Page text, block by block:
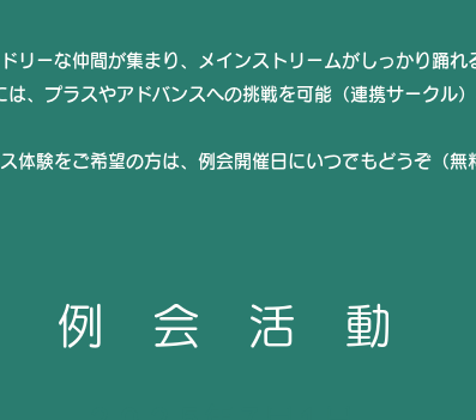
リーな仲間が集まり、メインストリームがしっかり踊れ
は、プラスやアドバンスへの挑戦を可能（連携サークル
ス体験をご希望の方は、例会開催日にいつでもど
例 会 活 動